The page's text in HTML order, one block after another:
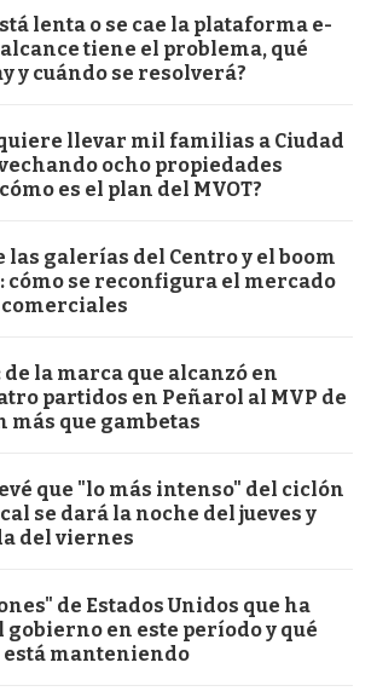
lenta o se cae la plataforma e-
alcance tiene el problema, qué
y cuándo se resolverá?
llevar mil familias a Ciudad
ocho propiedades
es el plan del MVOT?
las galerías del Centro y el boom
cómo se reconfigura el mercado
de la marca que alcanzó en
partidos en Peñarol al MVP de
más que gambetas
que "lo más intenso" del ciclón
se dará la noche del jueves y
del viernes
de Estados Unidos que ha
gobierno en este período y qué
está manteniendo